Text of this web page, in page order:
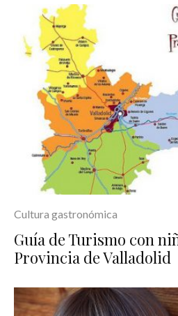
Cultura gastronómica
Guía de Turismo con
Provincia de Valladolid